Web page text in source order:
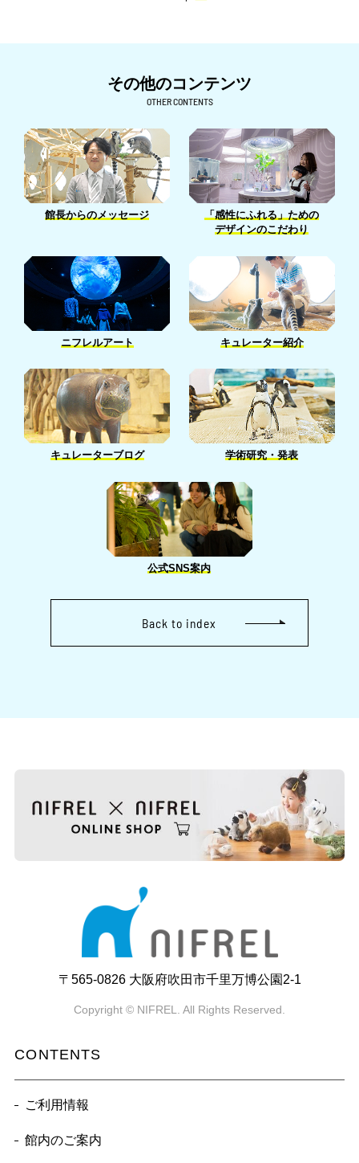
3月［4］
2月［6］
1月［5］
4月［26］
2月［15］
1月［13］
6月［26］
5月［27］
3月［25］
2月［24］
1月［18］
7月［22］
6月［23］
5月［32］
4月［26］
3月［22］
2月［13］
10月［26］
8月［7］
6月［15］
5月［12］
4月［7］
3月［14］
1月［7］
10月［6］
9月［6］
7月［9］
6月［6］
5月［5］
1月［2］
その他のコンテンツ
OTHER CONTENTS
館長からのメッセージ
「感性にふれる」ための
デザインのこだわり
ニフレルアート キュレーター紹介
キュレーターブログ 学術研究・発表
公式SNS案内
Back to index
〒565-0826 大阪府吹田市千里万博公園2-1
Copyright © NIFREL. All Rights Reserved.
CONTENTS
ご利用情報
館内のご案内